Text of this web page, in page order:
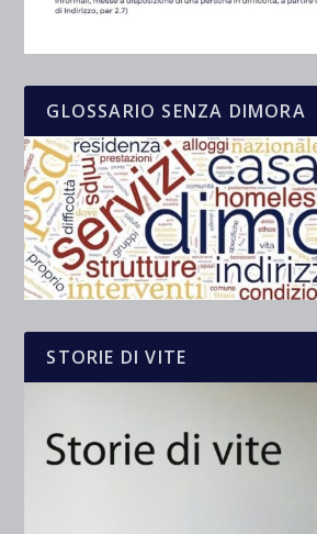
GLOSSARIO SENZA DIMORA
STORIE DI VITE